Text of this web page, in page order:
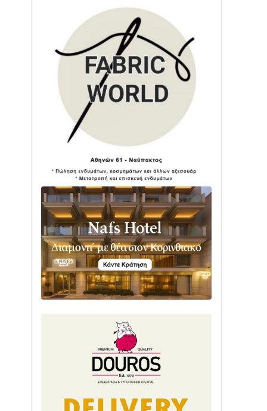
Διαβάστε την «Ναυπακτία» που
κυκλοφορεί
24/07 • 11:31